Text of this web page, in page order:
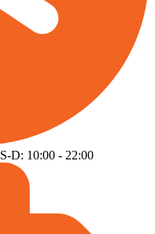
S-D: 10:00 - 22:00